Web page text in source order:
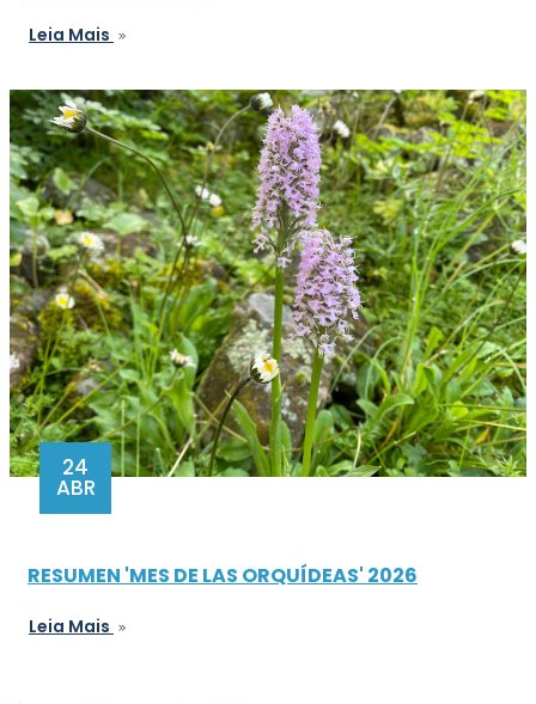
Leia Mais
24
ABR
RESUMEN 'MES DE LAS ORQUÍDEAS' 2026
Leia Mais